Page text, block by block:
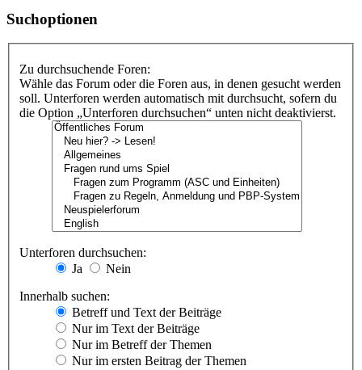
Suchoptionen
Zu durchsuchende Foren:
Wähle das Forum oder die Foren aus, in denen gesucht werden
soll. Unterforen werden automatisch mit durchsucht, sofern du
die Option „Unterforen durchsuchen“ unten nicht deaktivierst.
Unterforen durchsuchen:
Ja
Nein
Innerhalb suchen:
Betreff und Text der Beiträge
Nur im Text der Beiträge
Nur im Betreff der Themen
Nur im ersten Beitrag der Themen